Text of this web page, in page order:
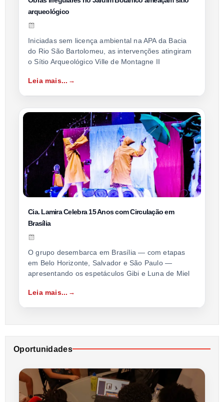
arqueológico
Iniciadas sem licença ambiental na APA da Bacia
do Rio São Bartolomeu, as intervenções atingiram
o Sítio Arqueológico Ville de Montagne II
Leia mais...
Cia. Lamira Celebra 15 Anos com Circulação em
Brasília
O grupo desembarca em Brasília — com etapas
em Belo Horizonte, Salvador e São Paulo —
apresentando os espetáculos Gibi e Luna de Miel
Leia mais...
Oportunidades